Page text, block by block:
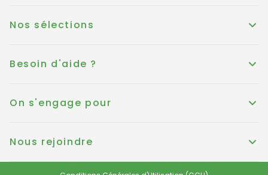
Nos sélections
Besoin d'aide ?
On s'engage pour
Nous rejoindre